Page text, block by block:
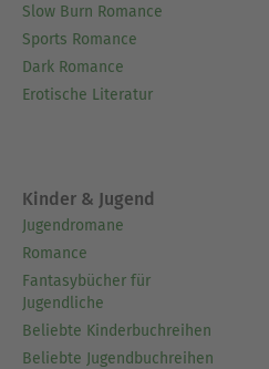
Slow Burn Romance
Sports Romance
Dark Romance
Erotische Literatur
Kinder & Jugend
Jugendromane
Romance
Fantasybücher für
Jugendliche
Beliebte Kinderbuchreihen
Beliebte Jugendbuchreihen